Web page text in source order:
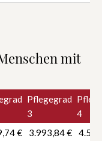
mit
Pflegegrad
3
4
€ 3.993,84 €